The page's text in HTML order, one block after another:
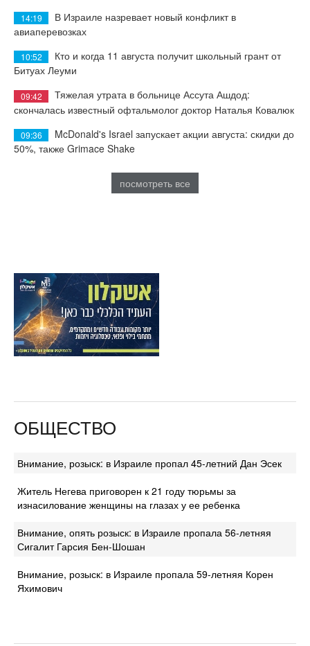
14:19
В Израиле назревает новый конфликт в
авиаперевозках
10:52
Кто и когда 11 августа получит школьный грант от
Битуах Леуми
09:42
Тяжелая утрата в больнице Ассута Ашдод:
скончалась известный офтальмолог доктор Наталья Ковалюк
09:36
McDonald's Israel запускает акции августа: скидки до
50%, также Grimace Shake
посмотреть все
ОБЩЕСТВО
Внимание, розыск: в Израиле пропал 45-летний Дан Эсек
Житель Негева приговорен к 21 году тюрьмы за
изнасилование женщины на глазах у ее ребенка
Внимание, опять розыск: в Израиле пропала 56-летняя
Сигалит Гарсия Бен-Шошан
Внимание, розыск: в Израиле пропала 59-летняя Корен
Яхимович